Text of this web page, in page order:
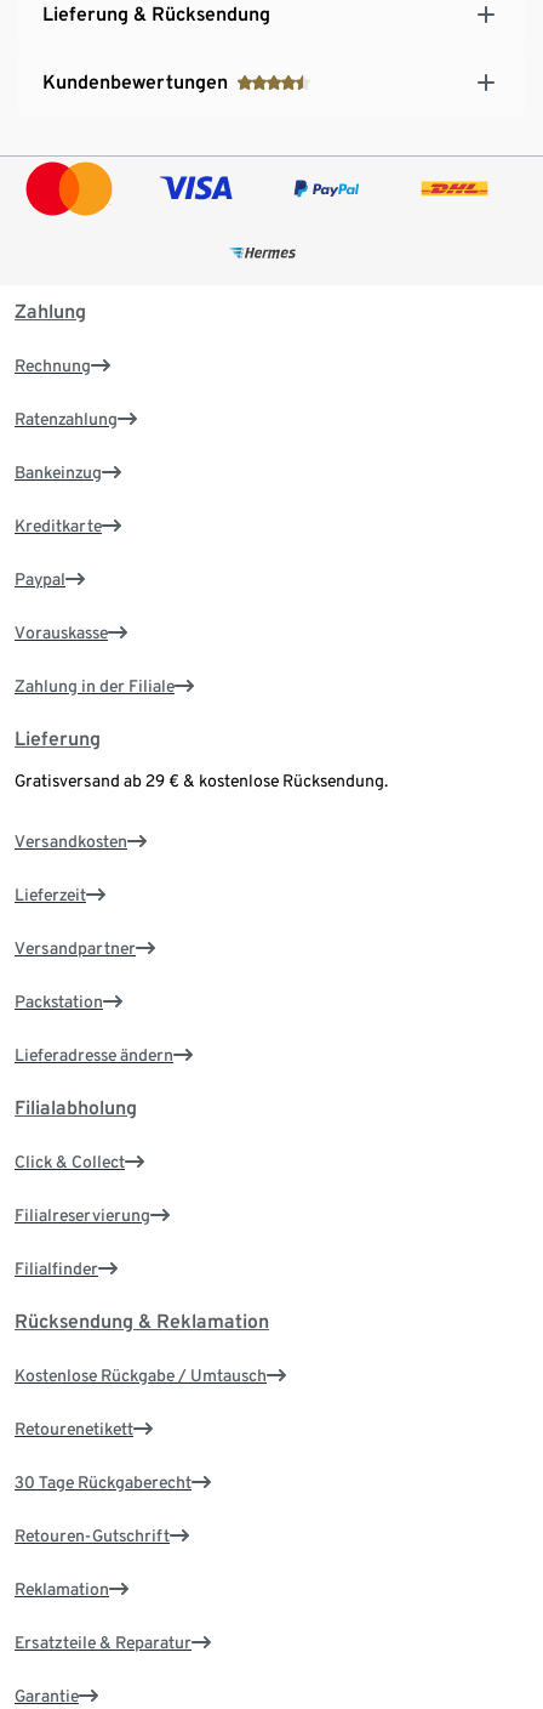
Lieferung & Rücksendung
Kundenbewertungen
Zahlung
Rechnung
Ratenzahlung
Bankeinzug
Kreditkarte
Paypal
Vorauskasse
Zahlung in der Filiale
Lieferung
Gratisversand ab 29 € & kostenlose Rücksendung.
Versandkosten
Lieferzeit
Versandpartner
Packstation
Lieferadresse ändern
Filialabholung
Click & Collect
Filialreservierung
Filialfinder
Rücksendung & Reklamation
Kostenlose Rückgabe / Umtausch
Retourenetikett
30 Tage Rückgaberecht
Retouren-Gutschrift
Reklamation
Ersatzteile & Reparatur
Garantie